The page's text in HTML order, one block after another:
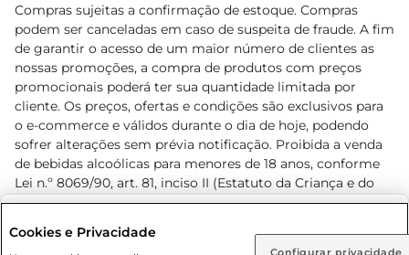
Compras sujeitas a confirmação de estoque. Compras
podem ser canceladas em caso de suspeita de fraude. A fim
de garantir o acesso de um maior número de clientes as
nossas promoções, a compra de produtos com preços
promocionais poderá ter sua quantidade limitada por
cliente. Os preços, ofertas e condições são exclusivos para
o e-commerce e válidos durante o dia de hoje, podendo
sofrer alterações sem prévia notificação. Proibida a venda
de bebidas alcoólicas para menores de 18 anos, conforme
Lei n.º 8069/90, art. 81, inciso II (Estatuto da Criança e do
Adolescente). Preços e condições exclusivos para o
prévio. O valor mínimo para as compras on-line é de R$
Cookies e Privacidade
Configurar privacidade